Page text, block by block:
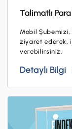
Talimatlı
Mobil
ziyaret ederek,
verebilirsiniz.
Detaylı Bilgi